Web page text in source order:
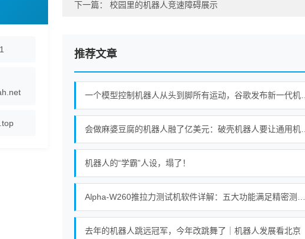
下一篇： 校园里的机器人竞速障碍展示
推荐文章
一个模型控制机器人从头到脚所有运动，谷歌发布新一代机器人基础模型
会做麻婆豆腐的机器人融了亿美元：破壳机器人要让通用机器人走进千家万户
机器人的“学霸”人设，塌了！
去年的机器人跳远冠军，今年改跳舞了｜机器人发展看北京